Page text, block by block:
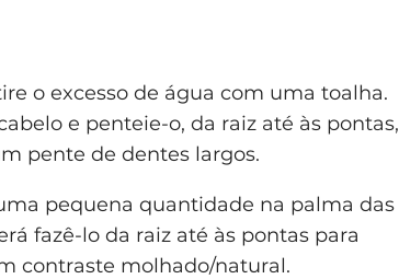
o excesso de água com uma toalha.
e penteie-o, da raiz até às pontas,
pente de dentes largos.
pequena quantidade na palma das
fazê-lo da raiz até às pontas para
contraste molhado/natural.